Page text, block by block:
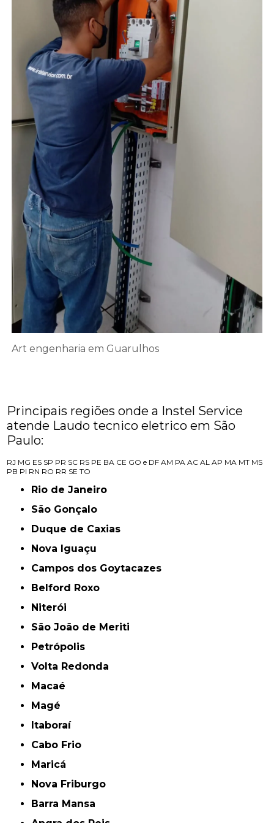
Art engenharia em Guarulhos
Principais regiões onde a Instel Service
atende Laudo tecnico eletrico em São
Paulo:
RJ MG ES SP PR SC RS PE BA CE GO e DF AM PA AC AL AP MA MT MS
PB PI RN RO RR SE TO
Rio de Janeiro
São Gonçalo
Duque de Caxias
Nova Iguaçu
Campos dos Goytacazes
Belford Roxo
Niterói
São João de Meriti
Petrópolis
Volta Redonda
Macaé
Magé
Itaboraí
Cabo Frio
Maricá
Nova Friburgo
Barra Mansa